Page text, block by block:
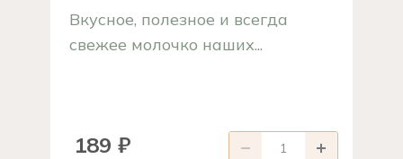
Вкусное, полезное и всегда
свежее молочко наших...
189 ₽